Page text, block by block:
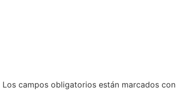
Los campos obligatorios están marcados con